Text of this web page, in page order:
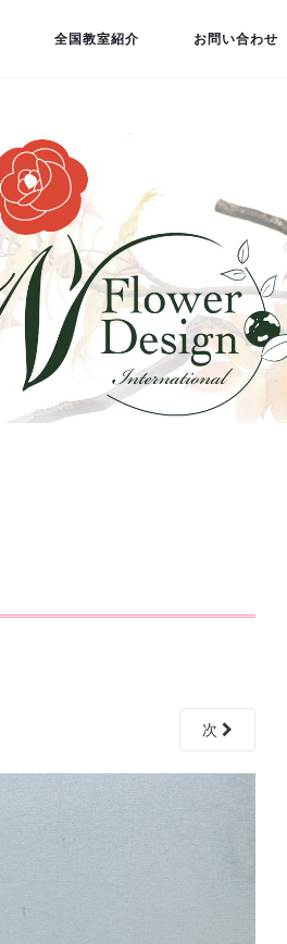
全国教室紹介 お問い合わせ
次